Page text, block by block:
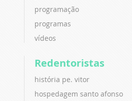
programação
programas
vídeos
Redentoristas
história pe. vitor
hospedagem santo afonso